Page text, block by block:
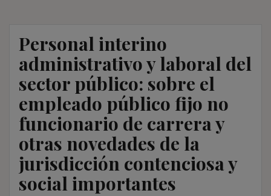
Personal interino
administrativo y laboral del
sector público: sobre el
empleado público fijo no
funcionario de carrera y
otras novedades de la
jurisdicción contenciosa y
social importantes